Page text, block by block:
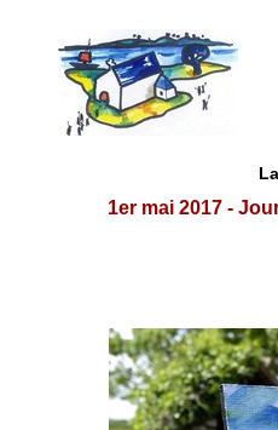
1er mai 2017 -